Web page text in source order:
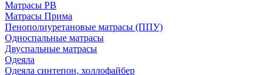
Матрасы РВ
Матрасы Прима
Пенополиуретановые матрасы (ППУ)
Односпальные матрасы
Двуспальные матрасы
Одеяла
Одеяла синтепон, холлофайбер